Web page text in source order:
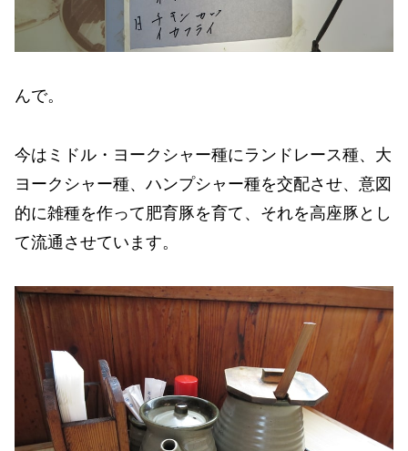
んで。
今はミドル・ヨークシャー種にランドレース種、大
ヨークシャー種、ハンプシャー種を交配させ、意図
的に雑種を作って肥育豚を育て、それを高座豚とし
て流通させています。